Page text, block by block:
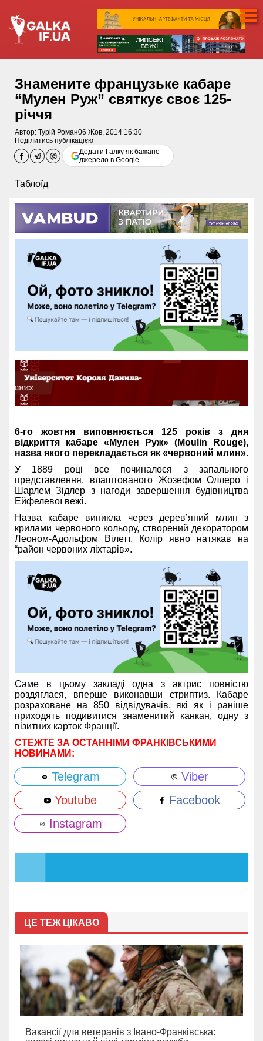
Знамените французьке кабаре
“Мулен Руж” святкує своє 125-
річчя
Автор: Турій Роман06 Жов, 2014 16:30
Поділитись публікацією
Додати Галку як бажане
джерело в Google
Таблоїд
6-го жовтня виповнюється 125 років з дня
відкриття кабаре «Мулен Руж» (Moulin Rouge),
назва якого перекладається як «червоний млин».
У 1889 році все починалося з запального
представлення, влаштованого Жозефом Оллеро і
Шарлем Зідлер з нагоди завершення будівництва
Ейфелевої вежі.
Назва кабаре виникла через дерев’яний млин з
крилами червоного кольору, створений декоратором
Леоном-Адольфом Вілетт. Колір явно натякав на
“район червоних ліхтарів».
Саме в цьому закладі одна з актрис повністю
роздяглася, вперше виконавши стриптиз. Кабаре
розраховане на 850 відвідувачів, які як і раніше
приходять подивитися знаменитий канкан, одну з
візитних карток Франції.
СТЕЖТЕ ЗА ОСТАННІМИ ФРАНКІВСЬКИМИ
НОВИНАМИ:
Telegram
Viber
Youtube
Facebook
Instagram
ЦЕ ТЕЖ ЦІКАВО
Вакансії для ветеранів з Івано-Франківська: